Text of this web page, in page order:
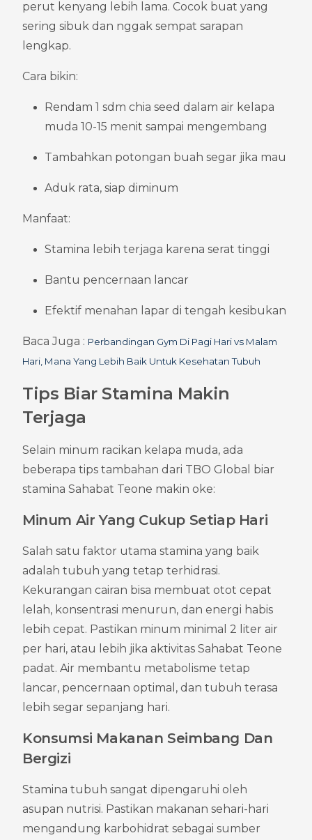
perut kenyang lebih lama. Cocok buat yang
sering sibuk dan nggak sempat sarapan
lengkap.
Cara bikin:
Rendam 1 sdm chia seed dalam air kelapa
muda 10-15 menit sampai mengembang
Tambahkan potongan buah segar jika mau
Aduk rata, siap diminum
Manfaat:
Stamina lebih terjaga karena serat tinggi
Bantu pencernaan lancar
Efektif menahan lapar di tengah kesibukan
Baca Juga : Perbandingan Gym Di Pagi Hari vs Malam
Hari, Mana Yang Lebih Baik Untuk Kesehatan Tubuh
Tips Biar Stamina Makin
Terjaga
Selain minum racikan kelapa muda, ada
beberapa tips tambahan dari TBO Global biar
stamina Sahabat Teone makin oke:
Minum Air Yang Cukup Setiap Hari
Salah satu faktor utama stamina yang baik
adalah tubuh yang tetap terhidrasi.
Kekurangan cairan bisa membuat otot cepat
lelah, konsentrasi menurun, dan energi habis
lebih cepat. Pastikan minum minimal 2 liter air
per hari, atau lebih jika aktivitas Sahabat Teone
padat. Air membantu metabolisme tetap
lancar, pencernaan optimal, dan tubuh terasa
lebih segar sepanjang hari.
Konsumsi Makanan Seimbang Dan
Bergizi
Stamina tubuh sangat dipengaruhi oleh
asupan nutrisi. Pastikan makanan sehari-hari
mengandung karbohidrat sebagai sumber